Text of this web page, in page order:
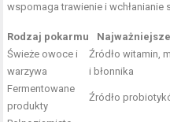
wspomaga trawienie i wchłanianie
Rodzaj pokarmu
Świeże owoce i
warzywa
Źródło witamin,
i błonnika
Fermentowane
produkty
Źródło